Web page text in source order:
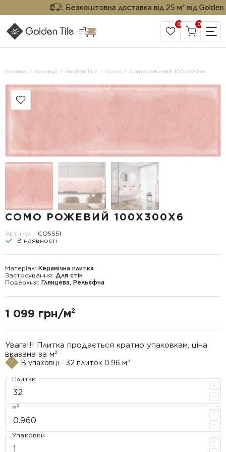
Безкоштовна доставка від 25 м² від Golden
САЙТ КОМПАНІЇ
0 0
Головна Колекції Golden Tile Como Como рожевий 100х300x6
COMO РОЖЕВИЙ 100Х300X6
Артикул - CO5S51
В наявності
Матеріал: Керамічна плитка
Застосування: Для стін
Поверхня: Глянцева, Рельєфна
1 099 грн/м²
Увага!!! Плитка продається кратно упаковкам, ціна
вказана за м²
В упаковці - 32 плиток 0.96 м²
Плитки
м²
Упаковки